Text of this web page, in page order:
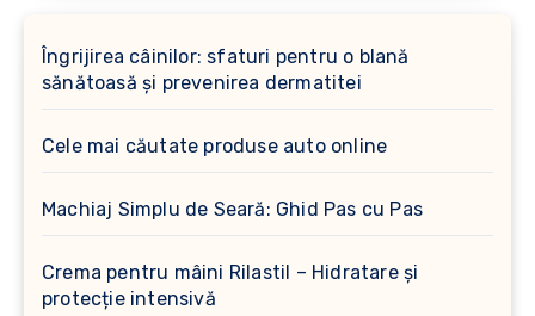
Îngrijirea câinilor: sfaturi pentru o blană
sănătoasă și prevenirea dermatitei
Cele mai căutate produse auto online
Machiaj Simplu de Seară: Ghid Pas cu Pas
Crema pentru mâini Rilastil – Hidratare și
protecție intensivă